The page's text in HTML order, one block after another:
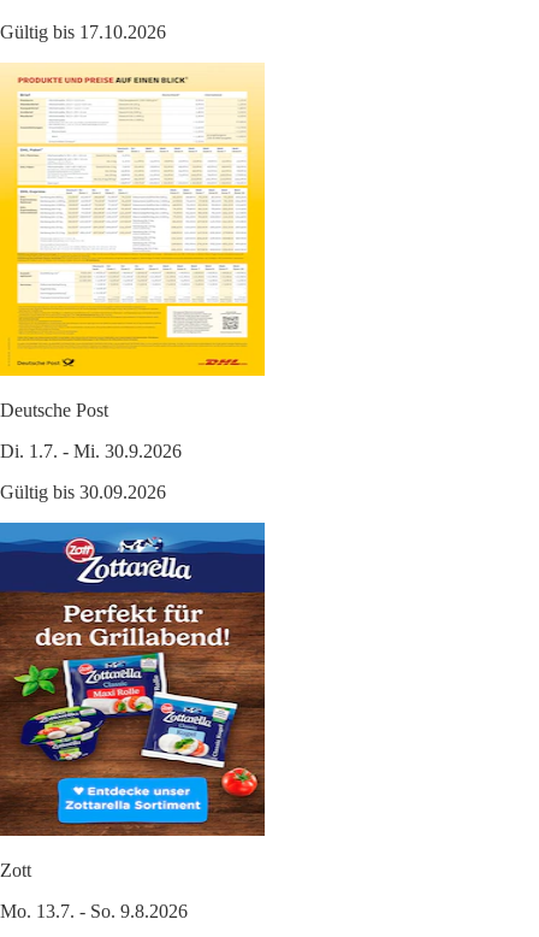
Gültig bis 17.10.2026
Deutsche Post
Di. 1.7. - Mi. 30.9.2026
Gültig bis 30.09.2026
Zott
Mo. 13.7. - So. 9.8.2026